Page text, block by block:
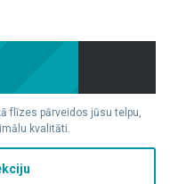
flīzes pārveidos jūsu telpu,
kvalitāti.